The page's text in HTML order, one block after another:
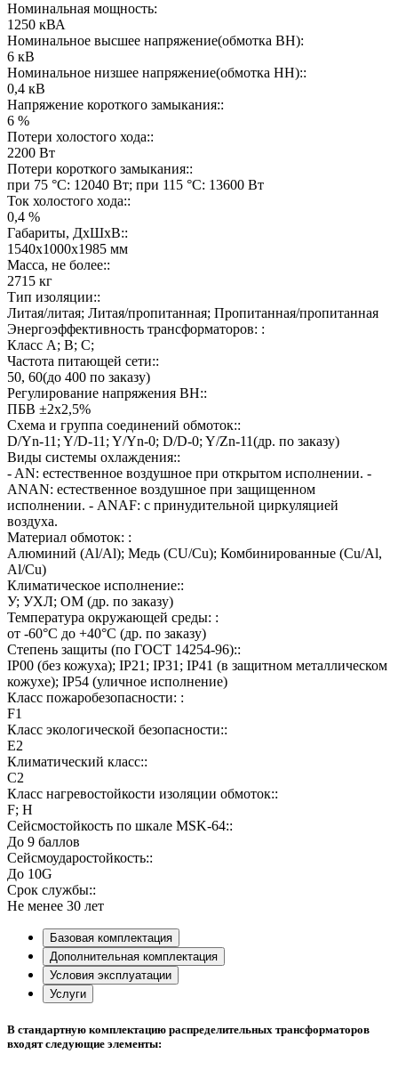
Номинальная мощность:
1250 кВА
Номинальное высшее напряжение(обмотка ВН):
6 кВ
Номинальное низшее напряжение(обмотка НН)::
0,4 кВ
Напряжение короткого замыкания::
6 %
Потери холостого хода::
2200 Вт
Потери короткого замыкания::
при 75 °C: 12040 Вт; при 115 °C: 13600 Вт
Ток холостого хода::
0,4 %
Габариты, ДхШхВ::
1540х1000х1985 мм
Масса, не более::
2715 кг
Тип изоляции::
Литая/литая; Литая/пропитанная; Пропитанная/пропитанная
Энергоэффективность трансформаторов: :
Класс А; В; С;
Частота питающей сети::
50, 60(до 400 по заказу)
Регулирование напряжения ВН::
ПБВ ±2х2,5%
Схема и группа соединений обмоток::
D/Yn-11; Y/D-11; Y/Yn-0; D/D-0; Y/Zn-11(др. по заказу)
Виды системы охлаждения::
- AN: естественное воздушное при открытом исполнении. -
ANAN: естественное воздушное при защищенном
исполнении. - ANAF: с принудительной циркуляцией
воздуха.
Материал обмоток: :
Алюминий (Al/Al); Медь (CU/Cu); Комбинированные (Cu/Al,
Al/Cu)
Климатическое исполнение::
У; УХЛ; ОМ (др. по заказу)
Температура окружающей среды: :
от -60°C до +40°C (др. по заказу)
Степень защиты (по ГОСТ 14254-96)::
IP00 (без кожуха); IP21; IP31; IP41 (в защитном металлическом
кожухе); IP54 (уличное исполнение)
Класс пожаробезопасности: :
F1
Класс экологической безопасности::
E2
Климатический класс::
C2
Класс нагревостойкости изоляции обмоток::
F; H
Сейсмостойкость по шкале MSK-64::
До 9 баллов
Сейсмоударостойкость::
До 10G
Срок службы::
Не менее 30 лет
Базовая комплектация
Дополнительная комплектация
Условия эксплуатации
Услуги
В стандартную комплектацию распределительных трансформаторов
входят следующие элементы: